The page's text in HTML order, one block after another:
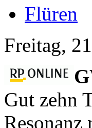
Flüren
Freitag,
Gut zehn